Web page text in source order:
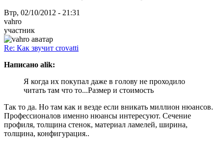
Втр, 02/10/2012 - 21:31
vahro
участник
Re: Как звучит crovatti
Написано alik:
Я когда их покупал даже в голову не проходило
читать там что то...Размер и стоимость
Так то да. Но там как и везде если вникать миллион нюансов.
Профессионалов именно нюансы интересуют. Сечение
профиля, толщина стенок, материал ламелей, ширина,
толщина, конфигурация..